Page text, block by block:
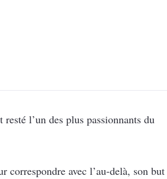
l’un des plus passionnants du
correspondre avec l’au-delà, son but